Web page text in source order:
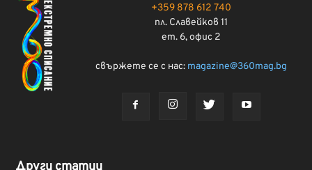
+359 878 612 740
пл. Славейков 11
ет. 6, офис 2
свържете се с нас: magazine@360mag.bg
Други статии